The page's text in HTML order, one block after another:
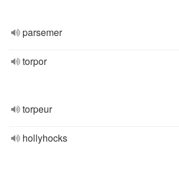
parsemer
torpor
torpeur
hollyhocks